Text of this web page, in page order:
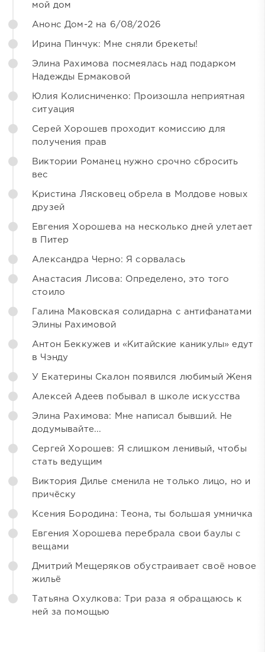
мой дом
Анонс Дом-2 на 6/08/2026
Ирина Пинчук: Мне сняли брекеты!
Элина Рахимова посмеялась над подарком
Надежды Ермаковой
Юлия Колисниченко: Произошла неприятная
ситуация
Серей Хорошев проходит комиссию для
получения прав
Виктории Романец нужно срочно сбросить
вес
Кристина Лясковец обрела в Молдове новых
друзей
Евгения Хорошева на несколько дней улетает
в Питер
Александра Черно: Я сорвалась
Анастасия Лисова: Определено, это того
стоило
Галина Маковская солидарна с антифанатами
Элины Рахимовой
Антон Беккужев и «Китайские каникулы» едут
в Чэнду
У Екатерины Скалон появился любимый Женя
Алексей Адеев побывал в школе искусства
Элина Рахимова: Мне написал бывший. Не
додумывайте...
Сергей Хорошев: Я слишком ленивый, чтобы
стать ведущим
Виктория Дилье сменила не только лицо, но и
причёску
Ксения Бородина: Теона, ты большая умничка
Евгения Хорошева перебрала свои баулы с
вещами
Дмитрий Мещеряков обустраивает своё новое
жильё
Татьяна Охулкова: Три раза я обращаюсь к
ней за помощью